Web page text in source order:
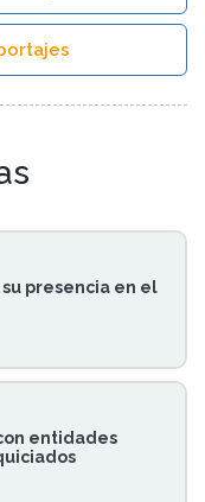
presencia en el
entidades